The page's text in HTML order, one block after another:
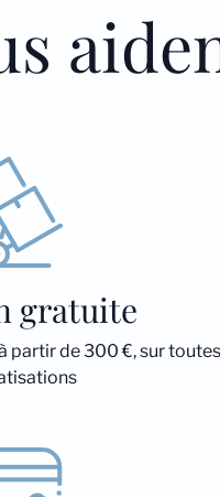
gratuite
partir de 300 €, sur toutes